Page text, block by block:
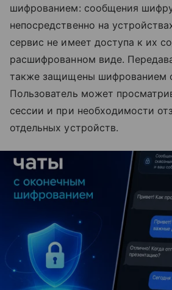
шифрованием: сообщения
непосредственно на
сервис не имеет доступа к их
расшифрованном виде.
также защищены шифрованием
Пользователь может
сессии и при необходимости
отдельных устройств.